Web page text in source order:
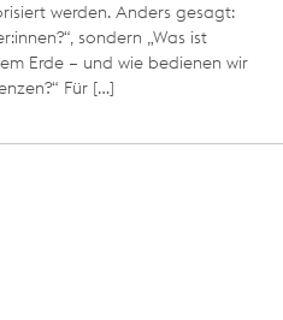
werden. Anders gesagt:
sondern „Was ist
Erde – und wie bedienen wir
Für […]